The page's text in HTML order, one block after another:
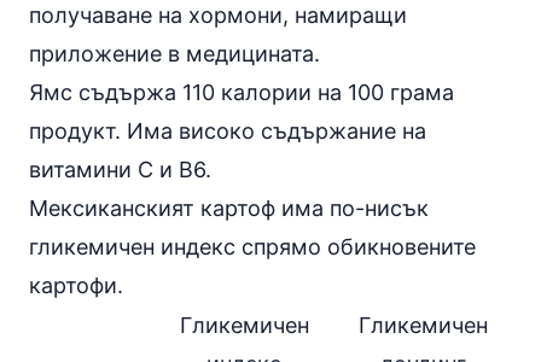
получаване на хормони, намиращи
приложение в медицината.
Ямс съдържа 110 калории на 100 грама
продукт. Има високо съдържание на
витамини C и B6.
Мексиканският картоф има по-нисък
гликемичен индекс спрямо обикновените
картофи.
Гликемичен
Гликемичен